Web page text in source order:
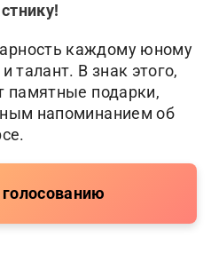
каждому юному
талант. В знак этого,
памятные подарки,
напоминанием об